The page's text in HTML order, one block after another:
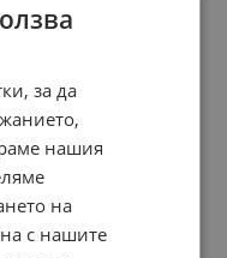
за да
нашия
на
с нашите